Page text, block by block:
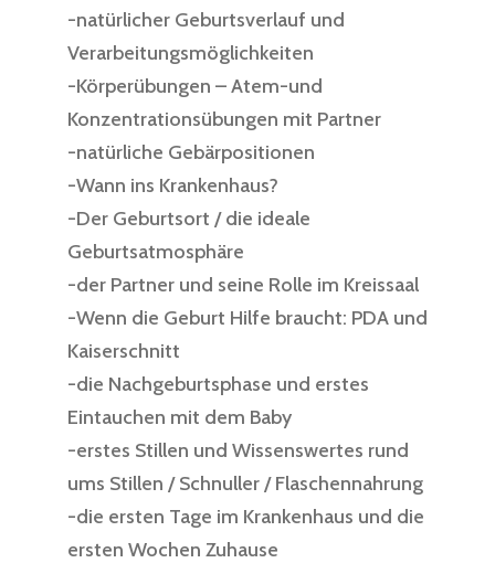
-natürlicher Geburtsverlauf und
Verarbeitungsmöglichkeiten
-Körperübungen – Atem-und
Konzentrationsübungen mit Partner
-natürliche Gebärpositionen
-Wann ins Krankenhaus?
-Der Geburtsort / die ideale
Geburtsatmosphäre
-der Partner und seine Rolle im Kreissaal
-Wenn die Geburt Hilfe braucht: PDA und
Kaiserschnitt
-die Nachgeburtsphase und erstes
Eintauchen mit dem Baby
-erstes Stillen und Wissenswertes rund
ums Stillen / Schnuller / Flaschennahrung
-die ersten Tage im Krankenhaus und die
ersten Wochen Zuhause